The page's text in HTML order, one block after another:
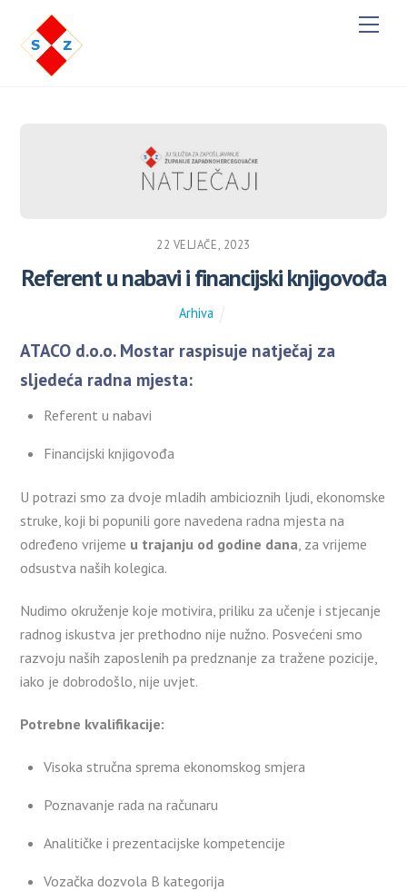
M
e
22 VELJAČE, 2023
Referent u nabavi i financijski knjigovođa
Arhiva
ATACO d.o.o. Mostar raspisuje natječaj za
sljedeća radna mjesta:
Referent u nabavi
Financijski knjigovođa
U potrazi smo za dvoje mladih ambicioznih ljudi, ekonomske
struke, koji bi popunili gore navedena radna mjesta na
određeno vrijeme u trajanju od godine dana, za vrijeme
odsustva naših kolegica.
Nudimo okruženje koje motivira, priliku za učenje i stjecanje
radnog iskustva jer prethodno nije nužno. Posvećeni smo
razvoju naših zaposlenih pa predznanje za tražene pozicije,
iako je dobrodošlo, nije uvjet.
Potrebne kvalifikacije:
Visoka stručna sprema ekonomskog smjera
Poznavanje rada na računaru
Analitičke i prezentacijske kompetencije
Vozačka dozvola B kategorija